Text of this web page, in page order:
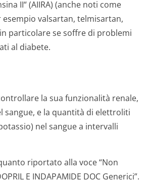
II“ (AIIRA) (anche noti come
esempio valsartan, telmisartan,
particolare se soffre di problemi
al diabete.
la sua funzionalità renale,
sangue, e la quantità di elettroliti
nel sangue a intervalli
riportato alla voce “Non
E INDAPAMIDE DOC Generici”.